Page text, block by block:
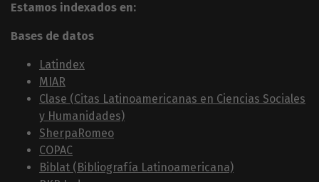
Estamos indexados en:
Bases de datos
Latindex
MIAR
Clase (Citas Latinoamericanas en Ciencias Sociales
y Humanidades)
SherpaRomeo
COPAC
Biblat (Bibliografía Latinoamericana)